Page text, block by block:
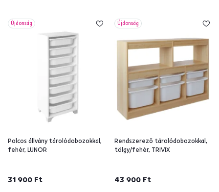
Újdonság
Polcos állvány tárolódobozokkal,
fehér, LUNOR
31 900 Ft
Újdonság
Rendszerező tárolódobozokkal,
tölgy/fehér, TRIVIX
43 900 Ft